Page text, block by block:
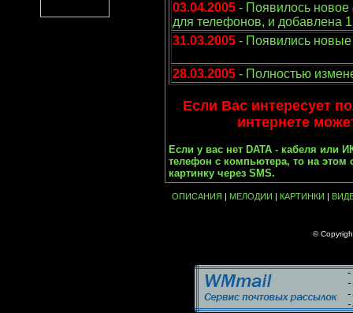
03.04.2005 - Появилось новое
для телефонов, и добавлена
31.03.2005 - Появились
28.03.2005 - Полностью
Если Вас интересует
интернете
Если у вас нет DATA - кабеля или
телефон с компьютера, то на
картинку через SMS.
ОПИСАНИЯ | МЕЛОДИИ | КАРТИНКИ |
©